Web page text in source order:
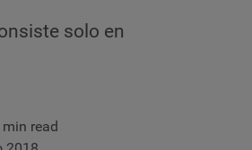
solo en
min read